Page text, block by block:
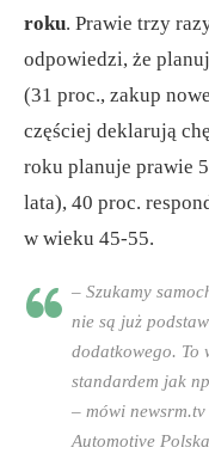
roku. Prawie trzy
odpowiedzi, że
(31 proc., zakup
częściej deklarują
roku planuje prawie
lata), 40 proc.
w wieku 45-55.
– Szukamy
nie są już
dodatkowego. To
standardem jak
– mówi
Automotive